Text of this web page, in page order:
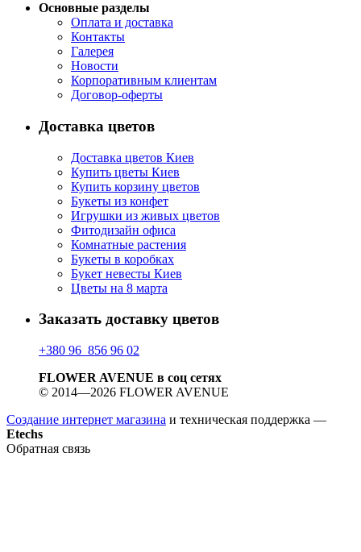
Основные разделы
Оплата и доставка
Контакты
Галерея
Новости
Корпоративным клиентам
Договор-оферты
Доставка цветов
Доставка цветов Киев
Купить цветы Киев
Купить корзину цветов
Букеты из конфет
Игрушки из живых цветов
Фитодизайн офиса
Комнатные растения
Букеты в коробках
Букет невесты Киев
Цветы на 8 марта
Заказать доставку цветов
+380 96 856 96 02
FLOWER AVENUE в соц сетях
© 2014—2026 FLOWER AVENUE
Создание интернет магазина и техническая поддержка —
Etechs
Обратная связь